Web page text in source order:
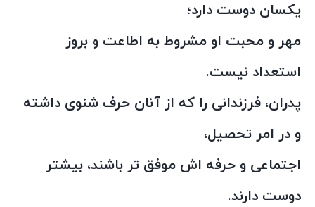
یکسان دوست دارد؛
مهر و محبت او مشروط به اطاعت و بروز
استعداد نیست.
پدران، فرزندانی را که از آنان حرف شنوی داشته
و در امر تحصیل،
اجتماعی و حرفه اش موفق تر باشند، بیشتر
دوست دارند.